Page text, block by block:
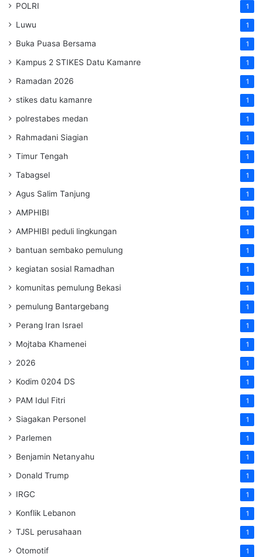
POLRI 1
Luwu 1
Buka Puasa Bersama 1
Kampus 2 STIKES Datu Kamanre 1
Ramadan 2026 1
stikes datu kamanre 1
polrestabes medan 1
Rahmadani Siagian 1
Timur Tengah 1
Tabagsel 1
Agus Salim Tanjung 1
AMPHIBI 1
AMPHIBI peduli lingkungan 1
bantuan sembako pemulung 1
kegiatan sosial Ramadhan 1
komunitas pemulung Bekasi 1
pemulung Bantargebang 1
Perang Iran Israel 1
Mojtaba Khamenei 1
2026 1
Kodim 0204 DS 1
PAM Idul Fitri 1
Siagakan Personel 1
Parlemen 1
Benjamin Netanyahu 1
Donald Trump 1
IRGC 1
Konflik Lebanon 1
TJSL perusahaan 1
Otomotif 1